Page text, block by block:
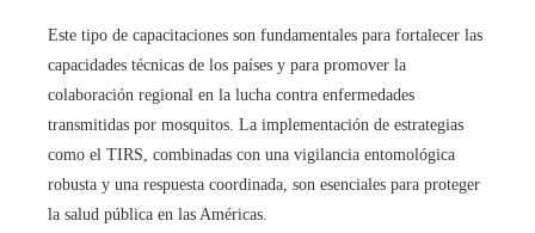
Este tipo de capacitaciones son fundamentales para fortalecer las
capacidades técnicas de los países y para promover la
colaboración regional en la lucha contra enfermedades
transmitidas por mosquitos. La implementación de estrategias
como el TIRS, combinadas con una vigilancia entomológica
robusta y una respuesta coordinada, son esenciales para proteger
la salud pública en las Américas.